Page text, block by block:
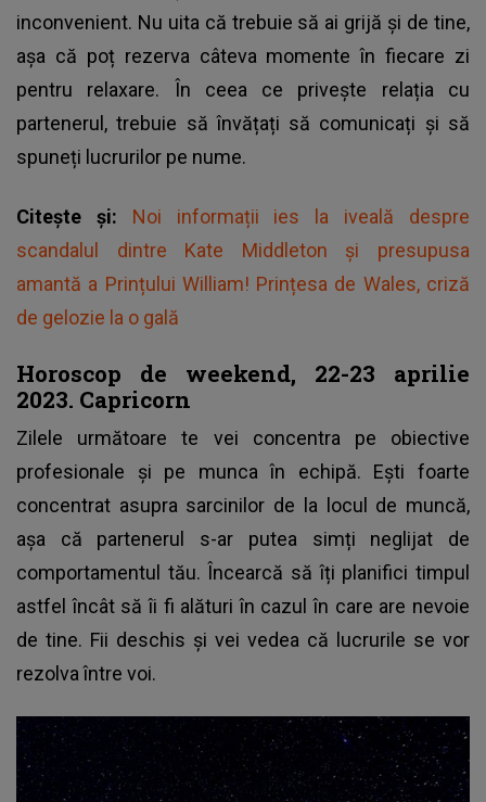
inconvenient. Nu uita că trebuie să ai grijă și de tine,
așa că poț rezerva câteva momente în fiecare zi
pentru relaxare. În ceea ce privește relația cu
partenerul, trebuie să învățați să comunicați și să
spuneți lucrurilor pe nume.
Citește și: Noi informații ies la iveală despre
scandalul dintre Kate Middleton și presupusa
amantă a Prințului William! Prințesa de Wales, criză
de gelozie la o gală
Horoscop de weekend, 22-23 aprilie
2023. Capricorn
Zilele următoare te vei concentra pe obiective
profesionale și pe munca în echipă. Ești foarte
concentrat asupra sarcinilor de la locul de muncă,
așa că partenerul s-ar putea simți neglijat de
comportamentul tău. Încearcă să îți planifici timpul
astfel încât să îi fi alături în cazul în care are nevoie
de tine. Fii deschis și vei vedea că lucrurile se vor
rezolva între voi.